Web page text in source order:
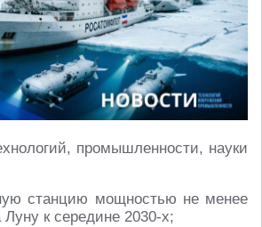
промышленности, науки
станцию мощностью не менее
Луну к середине 2030-х;